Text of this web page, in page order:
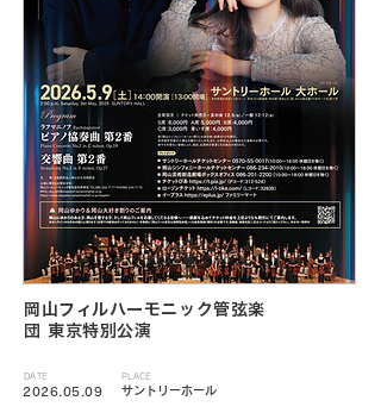
岡山フィルハーモニック管弦楽
団 東京特別公演
DATE PLACE
2026.05.09 サントリーホール